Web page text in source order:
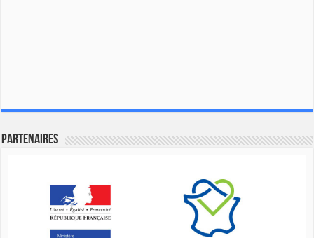
Partenaires